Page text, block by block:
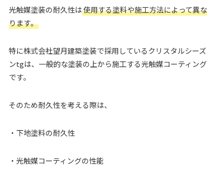
光触媒塗装の耐久性は使用する塗料や施工方法によって異な
ります。
特に株式会社望月建築塗装で採用しているクリスタルシーズ
ンtgは、一般的な塗装の上から施工する光触媒コーティング
です。
そのため耐久性を考える際は、
・下地塗料の耐久性
・光触媒コーティングの性能